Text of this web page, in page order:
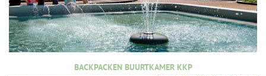
BACKPACKEN BUURTKAMER KKP